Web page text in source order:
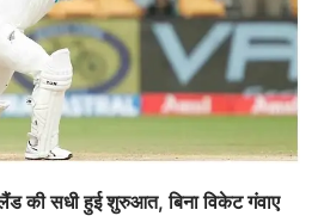
की सधी हुई शुरुआत, बिना विकेट गंवाए